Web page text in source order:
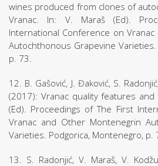
wines produced from clones of
Vranac. In: V. Maraš (Ed).
International Conference on
Autochthonous Grapevine
p. 73.
12. B. Gašović, J. Đaković, S.
(2017): Vranac quality features
(Ed). Proceedings of The First
Vranac and Other Montenegrin
Varieties. Podgorica, Montenegro, p.
13. S. Radonjić, V. Maraš, V.